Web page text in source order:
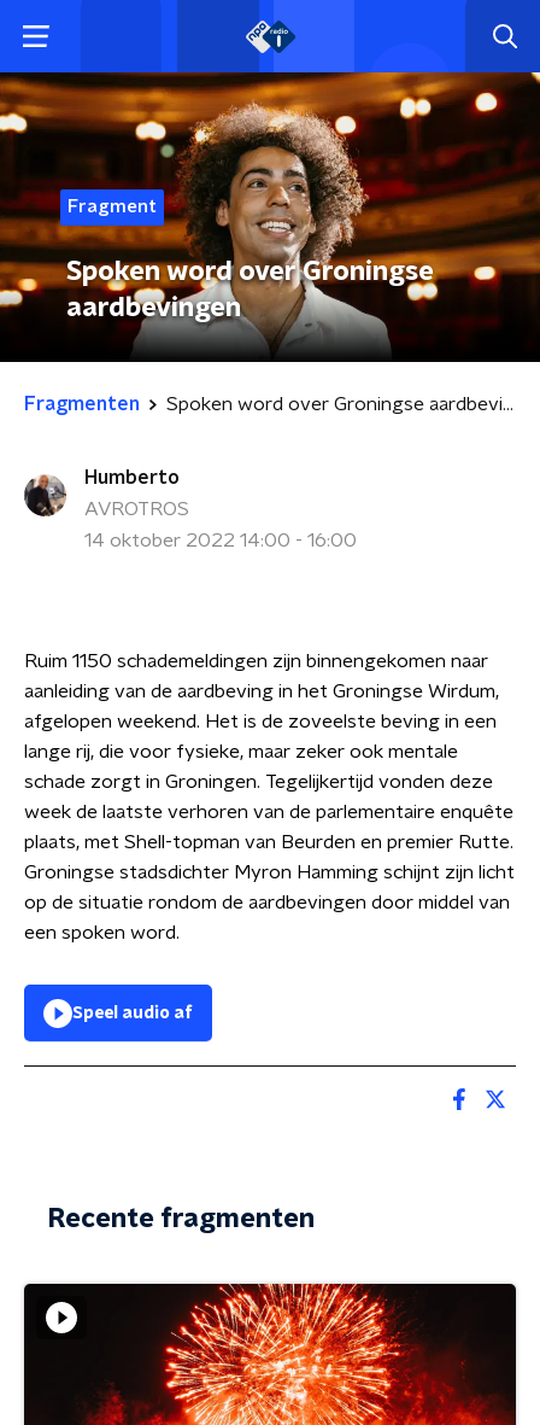
Fragment
Spoken word over Groningse
aardbevingen
Fragmenten Spoken word over Groningse aardbevingen
Humberto
AVROTROS
14 oktober 2022 14:00 - 16:00
Ruim 1150 schademeldingen zijn binnengekomen naar
aanleiding van de aardbeving in het Groningse Wirdum,
afgelopen weekend. Het is de zoveelste beving in een
lange rij, die voor fysieke, maar zeker ook mentale
schade zorgt in Groningen. Tegelijkertijd vonden deze
week de laatste verhoren van de parlementaire enquête
plaats, met Shell-topman van Beurden en premier Rutte.
Groningse stadsdichter Myron Hamming schijnt zijn licht
op de situatie rondom de aardbevingen door middel van
een spoken word.
Speel audio af
Recente fragmenten